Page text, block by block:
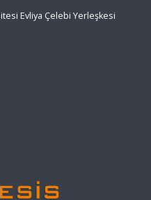
Evliya Çelebi Yerleşkesi